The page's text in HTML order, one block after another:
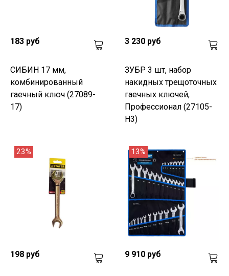
183 руб
СИБИН 17 мм,
комбинированный
гаечный ключ (27089-
17)
3 230 руб
ЗУБР 3 шт, набор
накидных трещоточных
гаечных ключей,
Профессионал (27105-
H3)
23%
198 руб
13%
9 910 руб